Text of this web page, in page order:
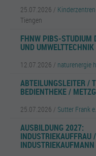
25.07.2026 /
Tiengen
FHNW PIBS-STUDIUM
UND
12.07.2026 / naturenergie
ABTEILUNGSLEITER /
BEDIENTHEKE /
25.07.2026 / Sutter Frank
AUSBILDUNG 2027:
INDUSTRIEKAUFFRAU /